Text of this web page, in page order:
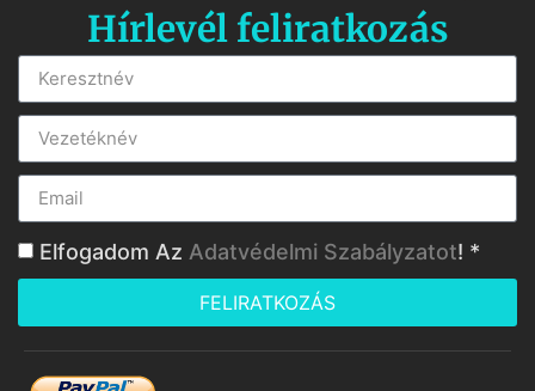
Hírlevél feliratkozás
Elfogadom Az Adatvédelmi Szabályzatot! *
FELIRATKOZÁS